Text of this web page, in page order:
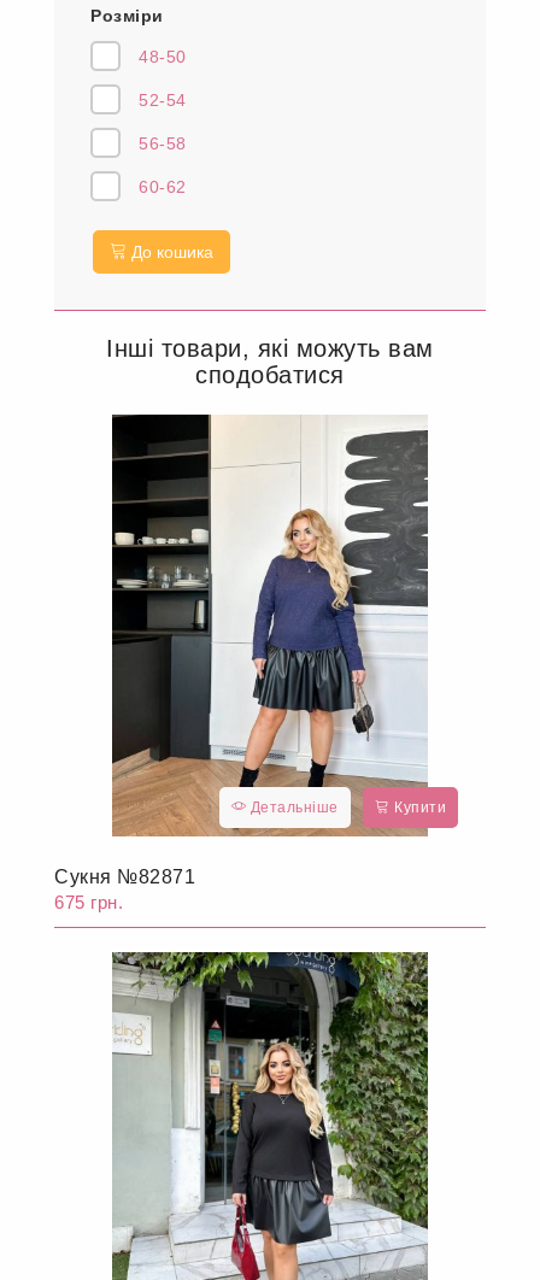
Розміри
48-50
52-54
56-58
60-62
До кошика
Інші товари, які можуть вам
сподобатися
Детальніше Купити
Сукня №82871
675 грн.